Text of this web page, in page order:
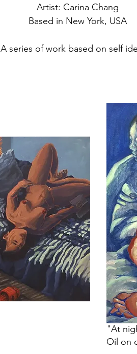
Artist: Carina Chang
Based in New York, USA
A series of work based on self
"At
Oil on